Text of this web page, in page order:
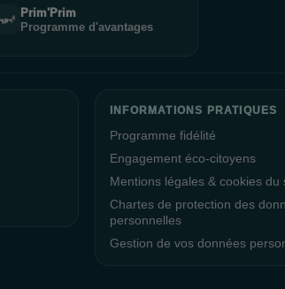
Prim'Prim
Programme d'avantages
INFORMATIONS PRATIQUES
Programme fidélité
Engagement éco-citoyens
Mentions légales & cookies du
Chartes de protection des
personnelles
Gestion de vos données